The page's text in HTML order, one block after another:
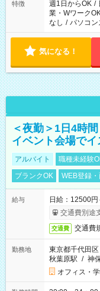
特徴 週1日からOK /
業・Wワーク
なし / パソコン
気になる！
＜夜勤＞1日4時
イベント会場で
アルバイト 職種未経験
ブランクOK
WEB登録
給与
日給：12500
交通費別途
交通費 交通費
勤務地
東京都千代田区
秋葉原駅 / 神
オフィス・